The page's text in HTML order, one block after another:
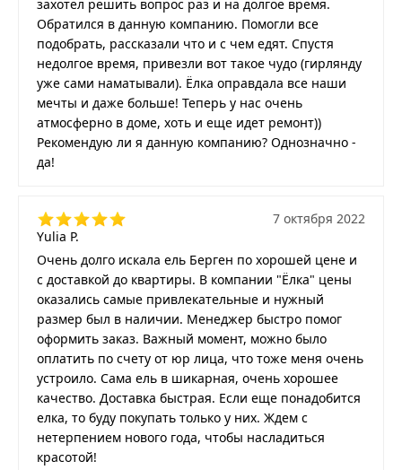
захотел решить вопрос раз и на долгое время.
Обратился в данную компанию. Помогли все
подобрать, рассказали что и с чем едят. Спустя
недолгое время, привезли вот такое чудо (гирлянду
уже сами наматывали). Ёлка оправдала все наши
мечты и даже больше! Теперь у нас очень
атмосферно в доме, хоть и еще идет ремонт))
Рекомендую ли я данную компанию? Однозначно -
да!
Yulia P.
7 октября 2022
Очень долго искала ель Берген по хорошей цене и
с доставкой до квартиры. В компании "Ёлка" цены
оказались самые привлекательные и нужный
размер был в наличии. Менеджер быстро помог
оформить заказ. Важный момент, можно было
оплатить по счету от юр лица, что тоже меня очень
устроило. Сама ель в шикарная, очень хорошее
качество. Доставка быстрая. Если еще понадобится
елка, то буду покупать только у них. Ждем с
нетерпением нового года, чтобы насладиться
красотой!